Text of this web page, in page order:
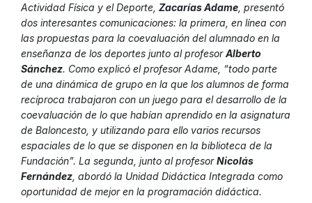
Actividad Física y el Deporte, Zacarías Adame , presentó
dos interesantes comunicaciones: la primera, en línea con
las propuestas para la coevaluación del alumnado en la
enseñanza de los deportes junto al profesorAlberto
Sánchez. Como explicó el profesor Adame, “todo parte
de una dinámica de grupo en la que los alumnos de forma
recíproca trabajaron con un juego para el desarrollo de la
coevaluación de lo que habían aprendido en la asignatura
de Baloncesto, y utilizando para ello varios recursos
espaciales de lo que se disponen en la biblioteca de la
Fundación”. La segunda, junto al profesorNicolás
Fernández , abordó la Unidad Didáctica Integrada como
oportunidad de mejor en la programación didáctica.